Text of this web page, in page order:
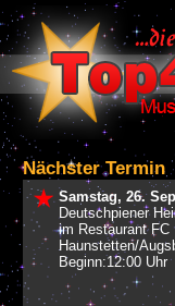
Nächster Termin
Samstag, 26.
Deutschpiener
im Restaurant FC
Haunstetten/
Beginn:12:00 Uhr